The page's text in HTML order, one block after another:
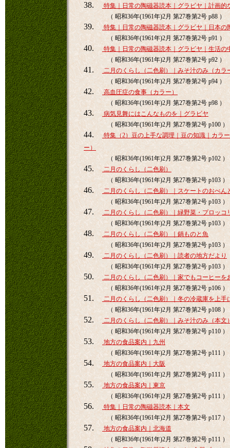
38.
特集｜日常の陶磁器読本｜グラビヤ｜計画的
（ 昭和36年(1961年)2月 第27巻第2号 p88 ）
39.
特集｜日常の陶磁器読本｜グラビヤ｜日本の
（ 昭和36年(1961年)2月 第27巻第2号 p91 ）
40.
特集｜日常の陶磁器読本｜グラビヤ｜生活の
（ 昭和36年(1961年)2月 第27巻第2号 p92 ）
41.
二月のくらし（二色刷）｜みそ汁のみ（カラ
（ 昭和36年(1961年)2月 第27巻第2号 p94 ）
42.
高血圧症の食事（カラー）
（ 昭和36年(1961年)2月 第27巻第2号 p98 ）
43.
病気見舞にはこんなものを｜グラビヤ
（ 昭和36年(1961年)2月 第27巻第2号 p100 ）
44.
特集（2）豆の上手な調理｜豆の知識｜カラ
ー）
（ 昭和36年(1961年)2月 第27巻第2号 p102 ）
45.
二月のくらし（二色刷）
（ 昭和36年(1961年)2月 第27巻第2号 p103 ）
46.
二月のくらし（二色刷）｜スケートのおべん
（ 昭和36年(1961年)2月 第27巻第2号 p103 ）
47.
二月のくらし（二色刷）｜緑野菜・プロッコ
（ 昭和36年(1961年)2月 第27巻第2号 p103 ）
48.
二月のくらし（二色刷）｜鍋ものと魚
（ 昭和36年(1961年)2月 第27巻第2号 p103 ）
49.
二月のくらし（二色刷）｜読者の地方だより
（ 昭和36年(1961年)2月 第27巻第2号 p103 ）
50.
二月のくらし（二色刷）｜家でもコーヒーを
（ 昭和36年(1961年)2月 第27巻第2号 p106 ）
51.
二月のくらし（二色刷）｜冬の冷蔵庫を上手
（ 昭和36年(1961年)2月 第27巻第2号 p108 ）
52.
二月のくらし（二色刷）｜みそ汁のみ（本文
（ 昭和36年(1961年)2月 第27巻第2号 p110 ）
53.
地方の食品案内｜九州
（ 昭和36年(1961年)2月 第27巻第2号 p111 ）
54.
地方の食品案内｜大阪
（ 昭和36年(1961年)2月 第27巻第2号 p111 ）
55.
地方の食品案内｜東京
（ 昭和36年(1961年)2月 第27巻第2号 p111 ）
56.
特集｜日常の陶磁器読本｜本文
（ 昭和36年(1961年)2月 第27巻第2号 p117 ）
57.
地方の食品案内｜北海道
（ 昭和36年(1961年)2月 第27巻第2号 p111 ）